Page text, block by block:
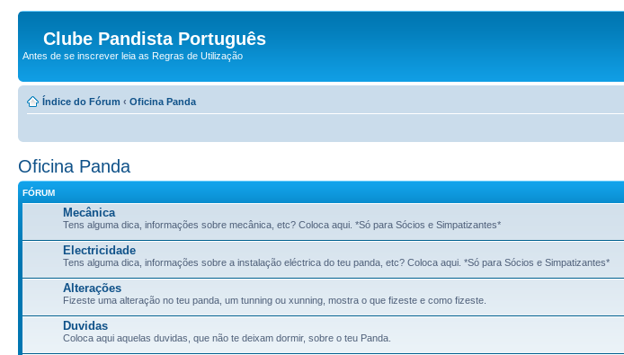
Clube Pandista Português
Antes de se inscrever leia as Regras de Utilização
Índice do Fórum ‹ Oficina Panda
Oficina Panda
FÓRUM
Mecânica
Tens alguma dica, informações sobre mecânica, etc? Coloca aqui. *Só para Sócios e Simpatizantes*
Electricidade
Tens alguma dica, informações sobre a instalação eléctrica do teu panda, etc? Coloca aqui. *Só para Sócios e Simpatizantes*
Alterações
Fizeste uma alteração no teu panda, um tunning ou xunning, mostra o que fizeste e como fizeste.
Duvidas
Coloca aqui aquelas duvidas, que não te deixam dormir, sobre o teu Panda.